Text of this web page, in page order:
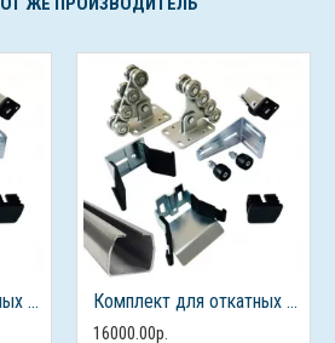
Комплект для откатных ворот ALUTECH до 450кг., балка 7м. Комплект для откатных ворот ALUTECH до 450кг., балка 6м.
16000.00р.